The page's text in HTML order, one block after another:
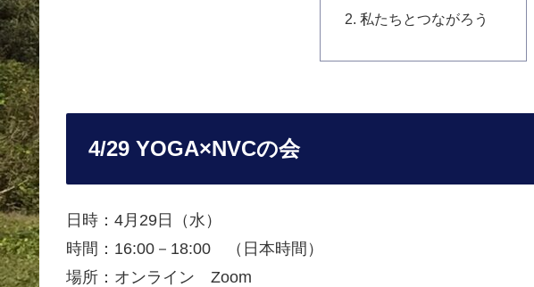
私たちとつながろう
4/29 YOGA×NVCの会
日時：4月29日（水）
時間：16:00－18:00 （日本時間）
場所：オンライン Zoom